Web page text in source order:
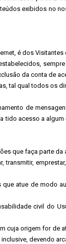
exibidos no
é dos Visitantes
da conta de
tal qual todos os
de
tido acesso a
que faça parte da
transmitir,
atue de modo
civil do
cuja origem for de
devendo